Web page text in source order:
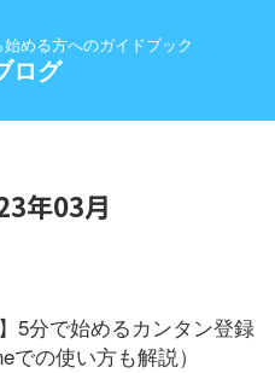
める方へのガイドブック
ログ
年03月
5分で始めるカンタン登録
での使い方も解説）